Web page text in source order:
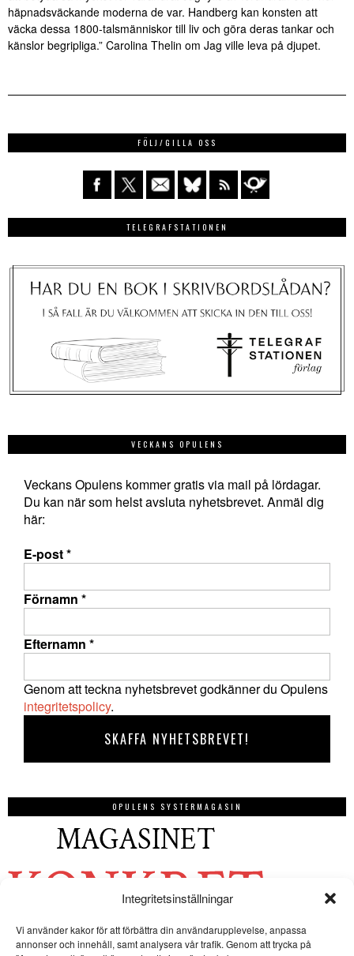
Integritetsinställningar
Vi använder kakor för att förbättra din användarupplevelse, anpassa
annonser och innehåll, samt analysera vår trafik. Genom att trycka på
häpnadsväckande moderna de var. Handberg kan konsten att
väcka dessa 1800-talsmänniskor till liv och göra deras tankar och
känslor begripliga.” Carolina Thelin om Jag ville leva på djupet.
FÖLJ/GILLA OSS
TELEGRAFSTATIONEN
VECKANS OPULENS
Veckans Opulens kommer gratis via mail på lördagar.
Du kan när som helst avsluta nyhetsbrevet. Anmäl dig
här:
E-post*
Förnamn *
Efternamn *
Genom att teckna nyhetsbrevet godkänner du Opulens
integritetspolicy.
OPULENS SYSTERMAGASIN